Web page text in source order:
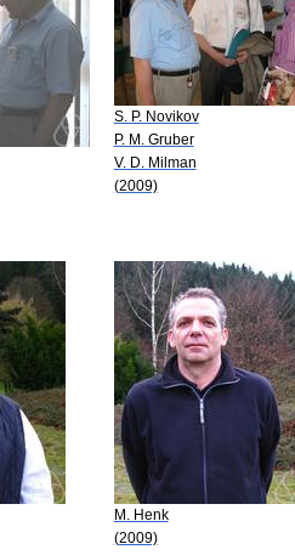
S. P. Novikov
P. M. Gruber
V. D. Milman
(2009)
M. Henk
(2009)